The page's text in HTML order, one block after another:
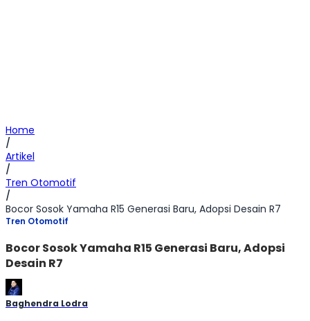
Home
/
Artikel
/
Tren Otomotif
/
Bocor Sosok Yamaha R15 Generasi Baru, Adopsi Desain R7
Tren Otomotif
Bocor Sosok Yamaha R15 Generasi Baru, Adopsi
Desain R7
Baghendra Lodra